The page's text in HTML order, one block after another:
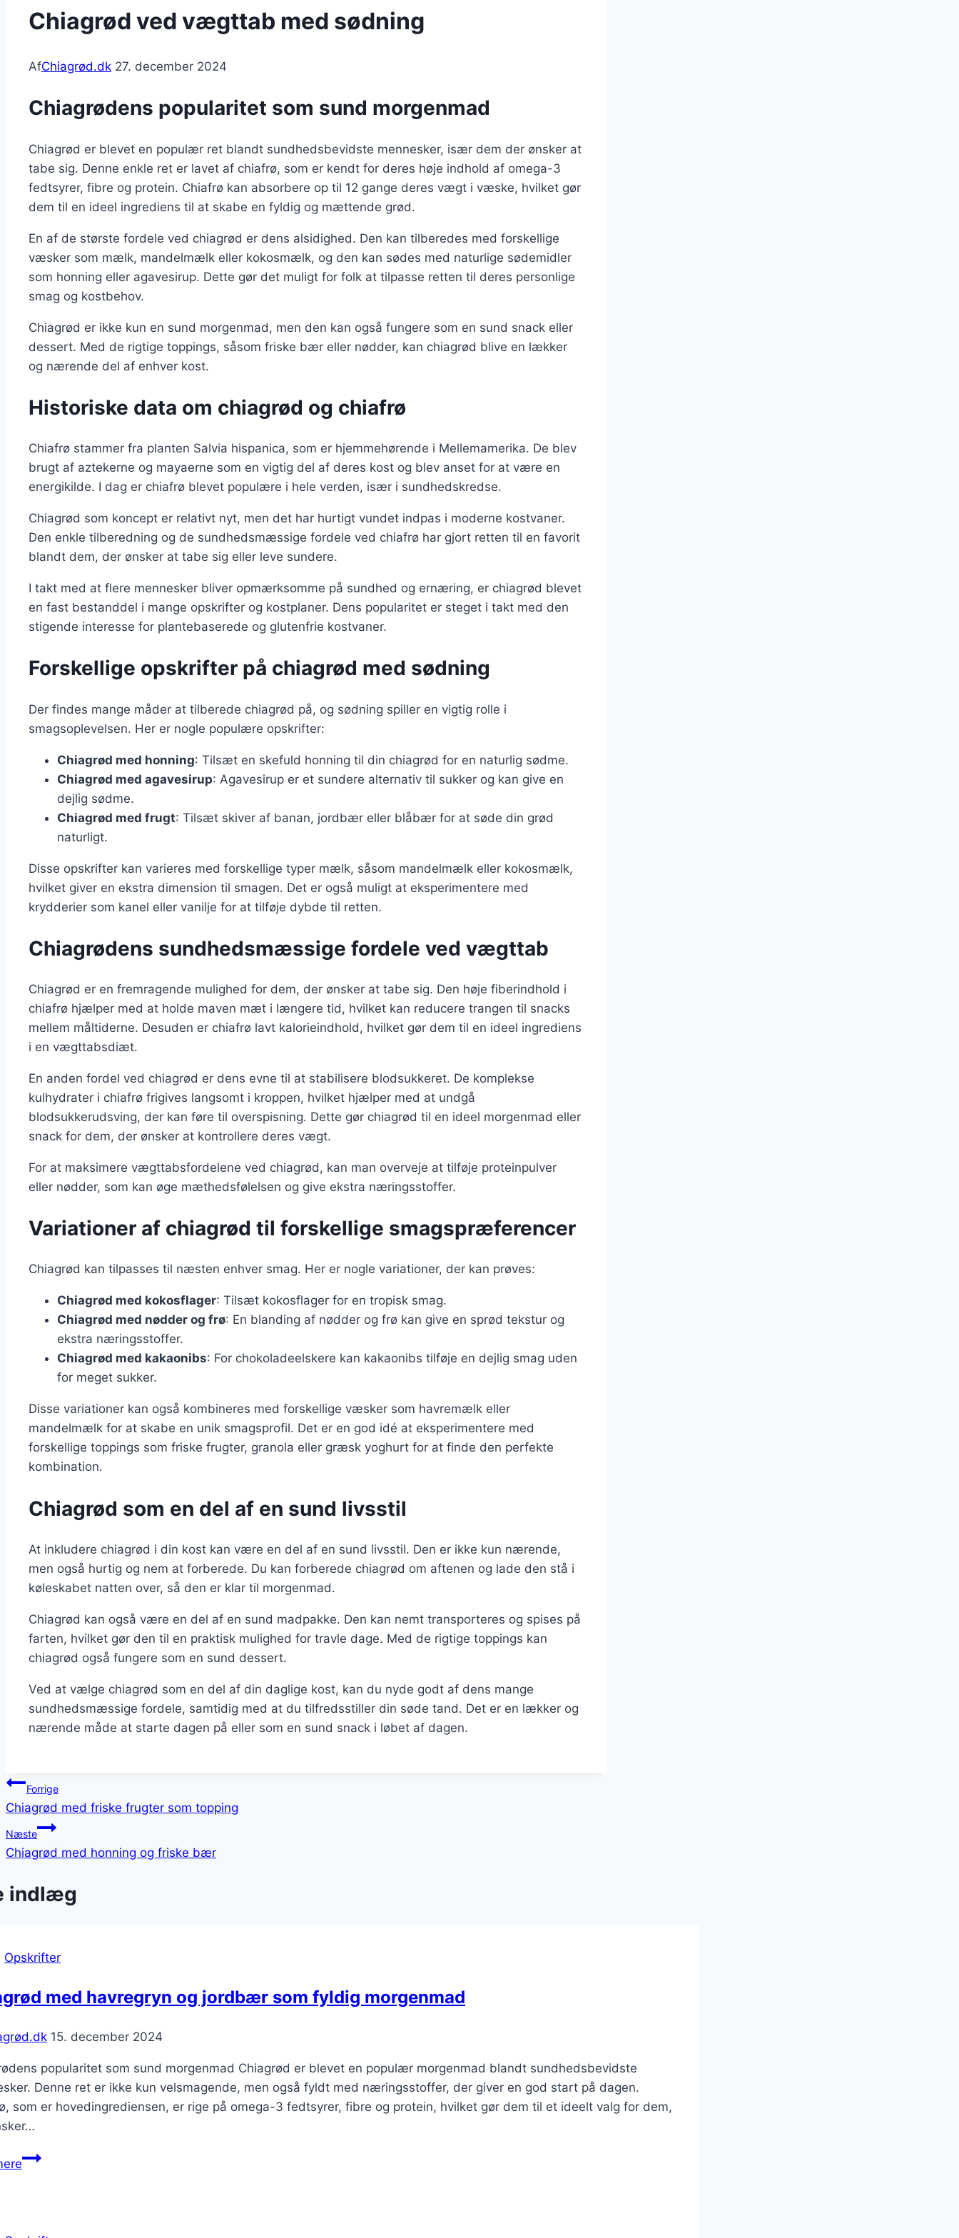
Chiagrød ved vægttab med sødning
AfChiagrød.dk 27. december 2024
Chiagrødens popularitet som sund morgenmad
Chiagrød er blevet en populær ret blandt sundhedsbevidste mennesker, især dem der ønsker at
tabe sig. Denne enkle ret er lavet af chiafrø, som er kendt for deres høje indhold af omega-3
fedtsyrer, fibre og protein. Chiafrø kan absorbere op til 12 gange deres vægt i væske, hvilket gør
dem til en ideel ingrediens til at skabe en fyldig og mættende grød.
En af de største fordele ved chiagrød er dens alsidighed. Den kan tilberedes med forskellige
væsker som mælk, mandelmælk eller kokosmælk, og den kan sødes med naturlige sødemidler
som honning eller agavesirup. Dette gør det muligt for folk at tilpasse retten til deres personlige
smag og kostbehov.
Chiagrød er ikke kun en sund morgenmad, men den kan også fungere som en sund snack eller
dessert. Med de rigtige toppings, såsom friske bær eller nødder, kan chiagrød blive en lækker
og nærende del af enhver kost.
Historiske data om chiagrød og chiafrø
Chiafrø stammer fra planten Salvia hispanica, som er hjemmehørende i Mellemamerika. De blev
brugt af aztekerne og mayaerne som en vigtig del af deres kost og blev anset for at være en
energikilde. I dag er chiafrø blevet populære i hele verden, især i sundhedskredse.
Chiagrød som koncept er relativt nyt, men det har hurtigt vundet indpas i moderne kostvaner.
Den enkle tilberedning og de sundhedsmæssige fordele ved chiafrø har gjort retten til en favorit
blandt dem, der ønsker at tabe sig eller leve sundere.
I takt med at flere mennesker bliver opmærksomme på sundhed og ernæring, er chiagrød blevet
en fast bestanddel i mange opskrifter og kostplaner. Dens popularitet er steget i takt med den
stigende interesse for plantebaserede og glutenfrie kostvaner.
Forskellige opskrifter på chiagrød med sødning
Der findes mange måder at tilberede chiagrød på, og sødning spiller en vigtig rolle i
smagsoplevelsen. Her er nogle populære opskrifter:
Chiagrød med honning: Tilsæt en skefuld honning til din chiagrød for en naturlig sødme.
Chiagrød med agavesirup: Agavesirup er et sundere alternativ til sukker og kan give en
dejlig sødme.
Chiagrød med frugt: Tilsæt skiver af banan, jordbær eller blåbær for at søde din grød
naturligt.
Disse opskrifter kan varieres med forskellige typer mælk, såsom mandelmælk eller kokosmælk,
hvilket giver en ekstra dimension til smagen. Det er også muligt at eksperimentere med
krydderier som kanel eller vanilje for at tilføje dybde til retten.
Chiagrødens sundhedsmæssige fordele ved vægttab
Chiagrød er en fremragende mulighed for dem, der ønsker at tabe sig. Den høje fiberindhold i
chiafrø hjælper med at holde maven mæt i længere tid, hvilket kan reducere trangen til snacks
mellem måltiderne. Desuden er chiafrø lavt kalorieindhold, hvilket gør dem til en ideel ingrediens
i en vægttabsdiæt.
En anden fordel ved chiagrød er dens evne til at stabilisere blodsukkeret. De komplekse
kulhydrater i chiafrø frigives langsomt i kroppen, hvilket hjælper med at undgå
blodsukkerudsving, der kan føre til overspisning. Dette gør chiagrød til en ideel morgenmad eller
snack for dem, der ønsker at kontrollere deres vægt.
For at maksimere vægttabsfordelene ved chiagrød, kan man overveje at tilføje proteinpulver
eller nødder, som kan øge mæthedsfølelsen og give ekstra næringsstoffer.
Variationer af chiagrød til forskellige smagspræferencer
Chiagrød kan tilpasses til næsten enhver smag. Her er nogle variationer, der kan prøves:
Chiagrød med kokosflager: Tilsæt kokosflager for en tropisk smag.
Chiagrød med nødder og frø: En blanding af nødder og frø kan give en sprød tekstur og
ekstra næringsstoffer.
Chiagrød med kakaonibs: For chokoladeelskere kan kakaonibs tilføje en dejlig smag uden
for meget sukker.
Disse variationer kan også kombineres med forskellige væsker som havremælk eller
mandelmælk for at skabe en unik smagsprofil. Det er en god idé at eksperimentere med
forskellige toppings som friske frugter, granola eller græsk yoghurt for at finde den perfekte
kombination.
Chiagrød som en del af en sund livsstil
At inkludere chiagrød i din kost kan være en del af en sund livsstil. Den er ikke kun nærende,
men også hurtig og nem at forberede. Du kan forberede chiagrød om aftenen og lade den stå i
køleskabet natten over, så den er klar til morgenmad.
Chiagrød kan også være en del af en sund madpakke. Den kan nemt transporteres og spises på
farten, hvilket gør den til en praktisk mulighed for travle dage. Med de rigtige toppings kan
chiagrød også fungere som en sund dessert.
Ved at vælge chiagrød som en del af din daglige kost, kan du nyde godt af dens mange
sundhedsmæssige fordele, samtidig med at du tilfredsstiller din søde tand. Det er en lækker og
nærende måde at starte dagen på eller som en sund snack i løbet af dagen.
Indlægsnavigation
Forrige
Chiagrød med friske frugter som topping
Næste
Chiagrød med honning og friske bær
indlæg
Opskrifter
med havregryn og jordbær som fyldig morgenmad
15. december 2024
popularitet som sund morgenmad Chiagrød er blevet en populær morgenmad blandt sundhedsbevidste
Denne ret er ikke kun velsmagende, men også fyldt med næringsstoffer, der giver en god start på dagen.
som er hovedingrediensen, er rige på omega-3 fedtsyrer, fibre og protein, hvilket gør dem til et ideelt valg for dem,
Chiagrød
jordbær